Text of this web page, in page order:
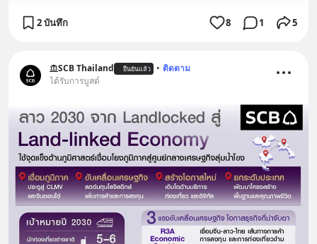
2 บันทึก 8 1 5
SCB Thailand ยืนยันแล้ว • ติดตาม
ได้รับการบูสต์